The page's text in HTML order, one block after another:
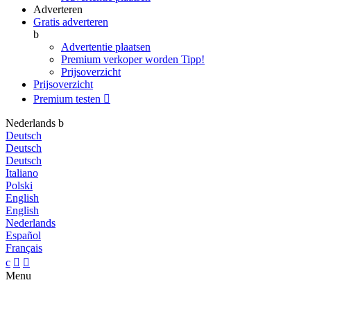
Adverteren
Gratis adverteren
b
Advertentie plaatsen
Premium verkoper worden Tipp!
Prijsoverzicht
Prijsoverzicht
Premium testen 
Nederlands b
Deutsch
Deutsch
Deutsch
Italiano
Polski
English
English
Nederlands
Español
Français
c  
Menu